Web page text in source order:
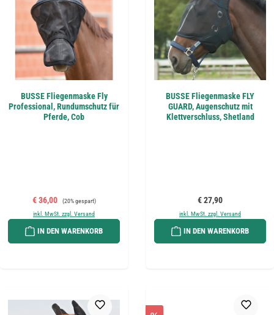
BUSSE Fliegenmaske Fly
Professional, Rundumschutz für
Pferde, Cob
Verkaufspreis:
€ 36,00 Regulärer Preis:
(20% gespart)
inkl. MwSt. zzgl. Versand
IN DEN WARENKORB
BUSSE Fliegenmaske FLY
GUARD, Augenschutz mit
Klettverschluss, Shetland
Regulärer Preis:
€ 27,90
inkl. MwSt. zzgl. Versand
IN DEN WARENKORB